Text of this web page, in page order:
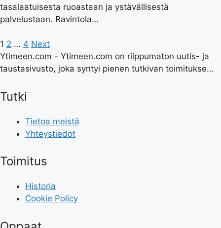
tasalaatuisesta ruoastaan ja ystävällisestä
palvelustaan. Ravintola…
1 2 … 4 Next
Ytimeen.com - Ytimeen.com on riippumaton uutis- ja
taustasivusto, joka syntyi pienen tutkivan toimitukse...
Tutki
Tietoa meistä
Yhteystiedot
Toimitus
Historia
Cookie Policy